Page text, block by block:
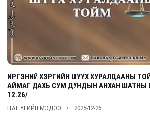
ИРГЭНИЙ ХЭРГИЙН ШҮҮХ ХУРАЛДААНЫ
АЙМАГ ДАХЬ СУМ ДУНДЫН АНХАН ШАТНЫ
12.26/
ЦАГ ҮЕИЙН МЭДЭЭ 2025-12-26